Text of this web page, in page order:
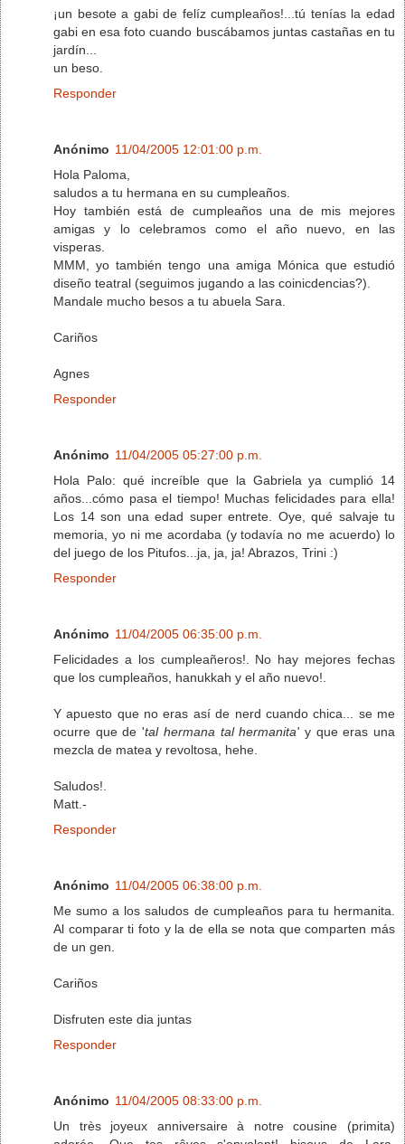
¡un besote a gabi de felíz cumpleaños!...tú tenías la edad
gabi en esa foto cuando buscábamos juntas castañas en tu
jardín...
un beso.
Responder
Anónimo 11/04/2005 12:01:00 p.m.
Hola Paloma,
saludos a tu hermana en su cumpleaños.
Hoy también está de cumpleaños una de mis mejores
amigas y lo celebramos como el año nuevo, en las
visperas.
MMM, yo también tengo una amiga Mónica que estudió
diseño teatral (seguimos jugando a las coinicdencias?).
Mandale mucho besos a tu abuela Sara.
Cariños
Agnes
Responder
Anónimo 11/04/2005 05:27:00 p.m.
Hola Palo: qué increíble que la Gabriela ya cumplió 14
años...cómo pasa el tiempo! Muchas felicidades para ella!
Los 14 son una edad super entrete. Oye, qué salvaje tu
memoria, yo ni me acordaba (y todavía no me acuerdo) lo
del juego de los Pitufos...ja, ja, ja! Abrazos, Trini :)
Responder
Anónimo 11/04/2005 06:35:00 p.m.
Felicidades a los cumpleañeros!. No hay mejores fechas
que los cumpleaños, hanukkah y el año nuevo!.
Y apuesto que no eras así de nerd cuando chica... se me
ocurre que de 'tal hermana tal hermanita' y que eras una
mezcla de matea y revoltosa, hehe.
Saludos!.
Matt.-
Responder
Anónimo 11/04/2005 06:38:00 p.m.
Me sumo a los saludos de cumpleaños para tu hermanita.
Al comparar ti foto y la de ella se nota que comparten más
de un gen.
Cariños
Disfruten este dia juntas
Responder
Anónimo 11/04/2005 08:33:00 p.m.
Un très joyeux anniversaire à notre cousine (primita)